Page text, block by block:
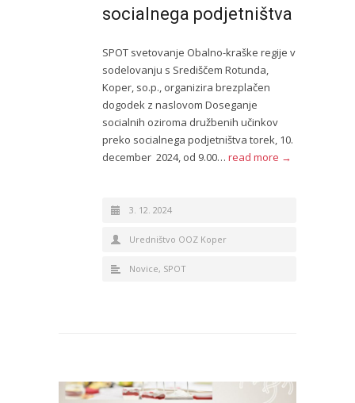
socialnega podjetništva
SPOT svetovanje Obalno-kraške regije v
sodelovanju s Središčem Rotunda,
Koper, so.p., organizira brezplačen
dogodek z naslovom Doseganje
socialnih oziroma družbenih učinkov
preko socialnega podjetništva torek, 10.
december 2024, od 9.00… read more →
3. 12. 2024
Uredništvo OOZ Koper
Novice, SPOT